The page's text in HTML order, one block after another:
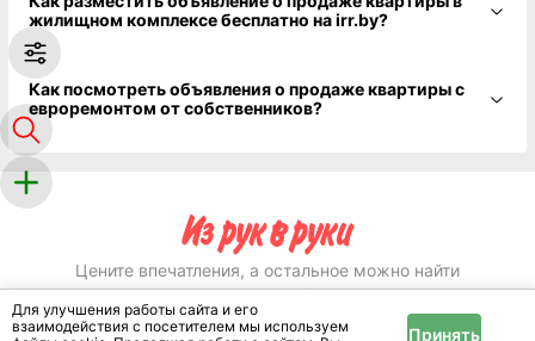
жилищном комплексе бесплатно на irr.by?
Как посмотреть объявления о продаже квартиры с
евроремонтом от собственников?
Для улучшения работы сайта и его
взаимодействия с посетителем мы используем
Принять
Цените впечатления, а остальное можно найти
на нашем сайте